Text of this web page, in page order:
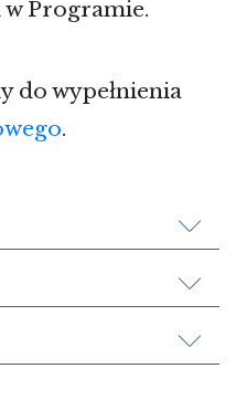
Programie.
do wypełnienia
.